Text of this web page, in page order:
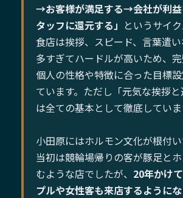
→お客様が満足する→会社が利
タッフに還元する」 というサイ
食店は挨拶、スピード、言葉遣
多すぎてハードルが高いため、
個人の性格や特徴に合った目標
ています。ただし「元気な挨拶
は全ての基本として徹底していま
小田原にはホルモン文化が根付い
当初は競輪場帰りの客が豚足と
むような店でしたが、 20年かけ
プルや女性客も来店するように